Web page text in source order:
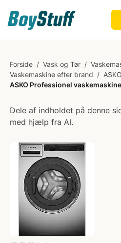
Forside / Vask og Tør /
Vaskemaskine efter brand /
ASKO Professionel
Dele af indholdet på denne
med hjælp fra AI.